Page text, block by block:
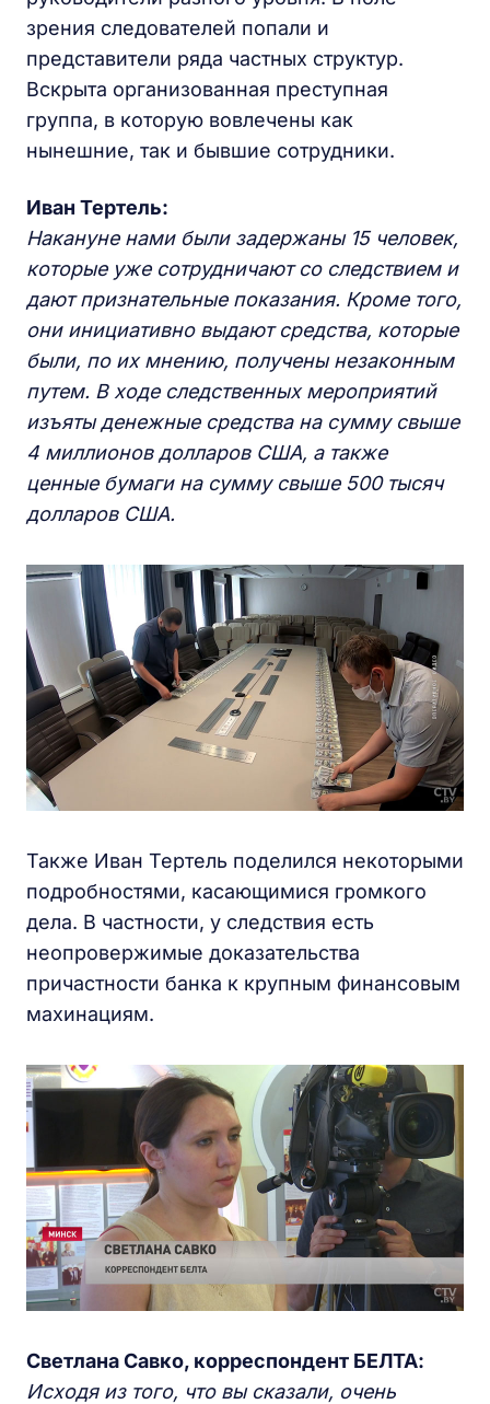
зрения следователей попали и
представители ряда частных структур.
Вскрыта организованная преступная
группа, в которую вовлечены как
нынешние, так и бывшие сотрудники.
Иван Тертель:
Накануне нами были задержаны 15 человек,
которые уже сотрудничают со следствием и
дают признательные показания. Кроме того,
они инициативно выдают средства, которые
были, по их мнению, получены незаконным
путем. В ходе следственных мероприятий
изъяты денежные средства на сумму свыше
4 миллионов долларов США, а также
ценные бумаги на сумму свыше 500 тысяч
долларов США.
Также Иван Тертель поделился некоторыми
подробностями, касающимися громкого
дела. В частности, у следствия есть
неопровержимые доказательства
причастности банка к крупным финансовым
махинациям.
Светлана Савко, корреспондент БЕЛТА:
Исходя из того, что вы сказали, очень